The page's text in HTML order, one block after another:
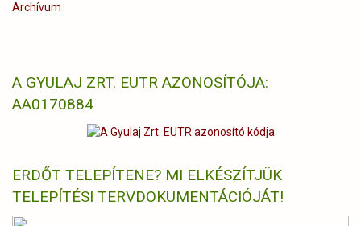
Archívum
A GYULAJ ZRT. EUTR AZONOSÍTÓJA:
AA0170884
ERDŐT TELEPÍTENE? MI ELKÉSZÍTJÜK
TELEPÍTÉSI TERVDOKUMENTÁCIÓJÁT!